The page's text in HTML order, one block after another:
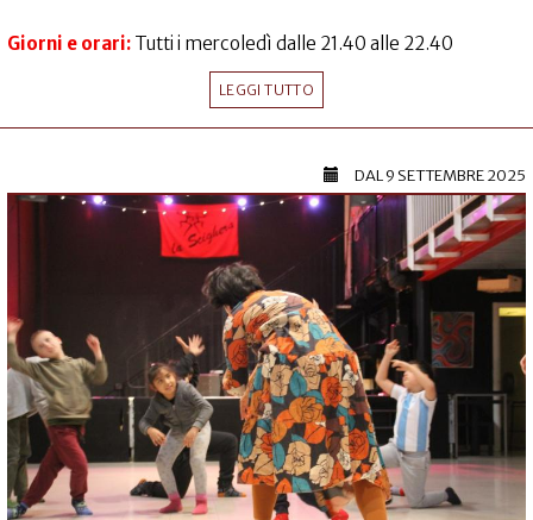
Giorni e orari: Tutti i mercoledì dalle 21.40 alle 22.40
LEGGI TUTTO
DAL9 SETTEMBRE 2025